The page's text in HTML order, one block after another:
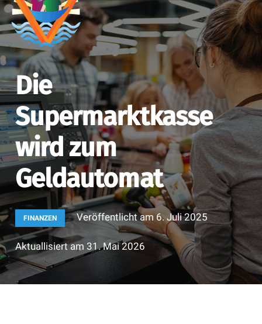
Die
Supermarktkasse
wird zum
Geldautomat
FINANZEN Veröffentlicht am6. Juli 2025
Aktuallisiert am 31. Mai 2026